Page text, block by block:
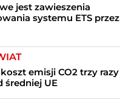
jest zawieszenia
systemu ETS przez
emisji CO2 trzy razy
średniej UE